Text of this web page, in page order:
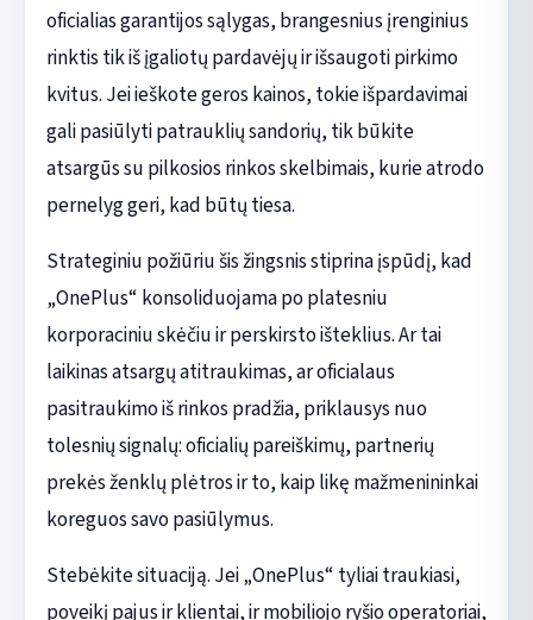
oficialias garantijos sąlygas, brangesnius įrenginius
rinktis tik iš įgaliotų pardavėjų ir išsaugoti pirkimo
kvitus. Jei ieškote geros kainos, tokie išpardavimai
gali pasiūlyti patrauklių sandorių, tik būkite
atsargūs su pilkosios rinkos skelbimais, kurie atrodo
pernelyg geri, kad būtų tiesa.
Strateginiu požiūriu šis žingsnis stiprina įspūdį, kad
„OnePlus“ konsoliduojama po platesniu
korporaciniu skėčiu ir perskirsto išteklius. Ar tai
laikinas atsargų atitraukimas, ar oficialaus
pasitraukimo iš rinkos pradžia, priklausys nuo
tolesnių signalų: oficialių pareiškimų, partnerių
prekės ženklų plėtros ir to, kaip likę mažmenininkai
koreguos savo pasiūlymus.
Stebėkite situaciją. Jei „OnePlus“ tyliai traukiasi,
poveikį pajus ir klientai, ir mobiliojo ryšio operatoriai,